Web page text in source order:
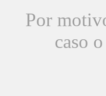
Por
caso